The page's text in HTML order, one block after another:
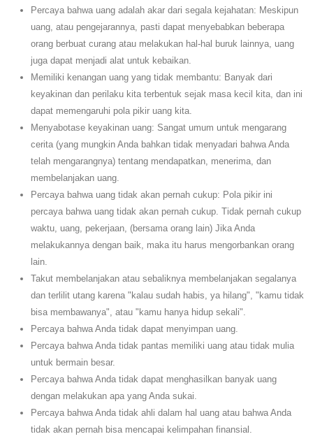
Percaya bahwa uang adalah akar dari segala kejahatan: Meskipun
uang, atau pengejarannya, pasti dapat menyebabkan beberapa
orang berbuat curang atau melakukan hal-hal buruk lainnya, uang
juga dapat menjadi alat untuk kebaikan.
Memiliki kenangan uang yang tidak membantu: Banyak dari
keyakinan dan perilaku kita terbentuk sejak masa kecil kita, dan ini
dapat memengaruhi pola pikir uang kita.
Menyabotase keyakinan uang: Sangat umum untuk mengarang
cerita (yang mungkin Anda bahkan tidak menyadari bahwa Anda
telah mengarangnya) tentang mendapatkan, menerima, dan
membelanjakan uang.
Percaya bahwa uang tidak akan pernah cukup: Pola pikir ini
percaya bahwa uang tidak akan pernah cukup. Tidak pernah cukup
waktu, uang, pekerjaan, (bersama orang lain) Jika Anda
melakukannya dengan baik, maka itu harus mengorbankan orang
lain.
Takut membelanjakan atau sebaliknya membelanjakan segalanya
dan terlilit utang karena "kalau sudah habis, ya hilang", "kamu tidak
bisa membawanya", atau "kamu hanya hidup sekali".
Percaya bahwa Anda tidak dapat menyimpan uang.
Percaya bahwa Anda tidak pantas memiliki uang atau tidak mulia
untuk bermain besar.
Percaya bahwa Anda tidak dapat menghasilkan banyak uang
dengan melakukan apa yang Anda sukai.
Percaya bahwa Anda tidak ahli dalam hal uang atau bahwa Anda
tidak akan pernah bisa mencapai kelimpahan finansial.